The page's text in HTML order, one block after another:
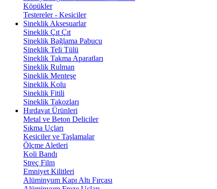
Köpükler
Testereler - Kesiciler
Sineklik Aksesuarlar
Sineklik Çıt Çıt
Sineklik Bağlama Pabucu
Sineklik Teli Tülü
Sineklik Takma Aparatları
Sineklik Rulman
Sineklik Menteşe
Sineklik Kolu
Sineklik Fitili
Sineklik Takozları
Hırdavat Ürünleri
Metal ve Beton Deliciler
Sıkma Uçları
Kesiciler ve Taşlamalar
Ölçme Aletleri
Koli Bandı
Streç Film
Emniyet Kilitleri
Alüminyum Kapı Altı Fırçası